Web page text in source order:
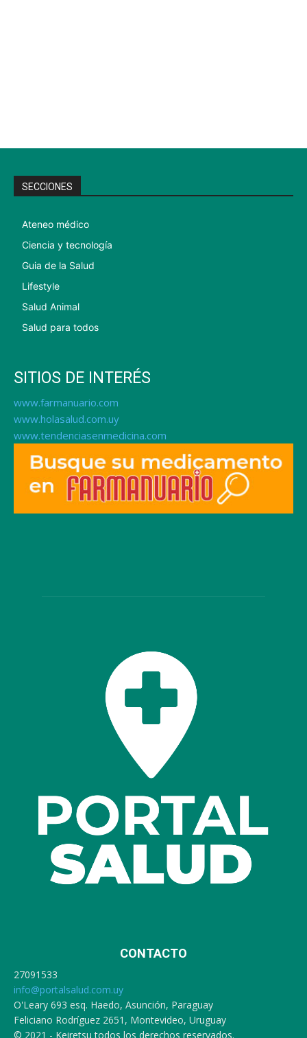
SECCIONES
Ateneo médico
Ciencia y tecnología
Guia de la Salud
Lifestyle
Salud Animal
Salud para todos
SITIOS DE INTERÉS
www.farmanuario.com
www.holasalud.com.uy
www.tendenciasenmedicina.com
CONTACTO
27091533
info@portalsalud.com.uy
O'Leary 693 esq. Haedo, Asunción, Paraguay
Feliciano Rodríguez 2651, Montevideo, Uruguay
© 2021 - Keiretsu todos los derechos reservados.